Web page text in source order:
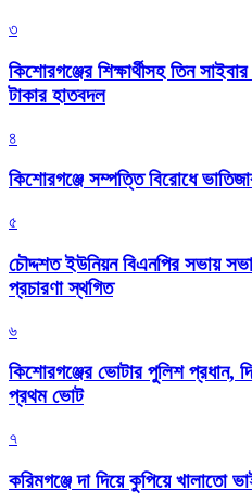
৩
কিশোরগঞ্জের শিক্ষার্থীসহ তিন
টাকার হাতবদল
৪
কিশোরগঞ্জে সম্পত্তি বিরোধে
৫
চৌদ্দশত ইউনিয়ন বিএনপির সভায়
প্রচারণা স্থগিত
৬
কিশোরগঞ্জের ভোটার পুলিশ প্রধান,
প্রথম ভোট
৭
করিমগঞ্জে দা দিয়ে কুপিয়ে খালাতো